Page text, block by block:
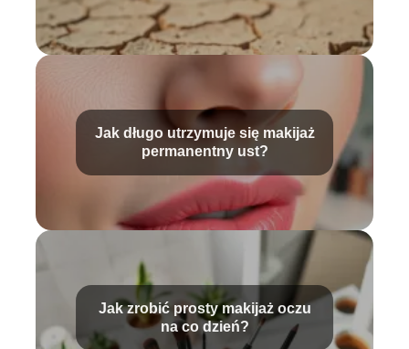
Jak długo utrzymuje się makijaż
permanentny ust?
Jak zrobić prosty makijaż oczu
na co dzień?